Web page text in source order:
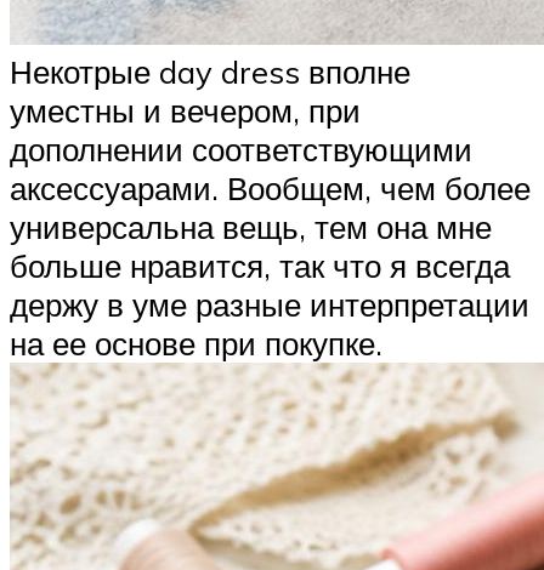
Некотрые day dress вполне
уместны и вечером, при
дополнении соответствующими
аксессуарами. Вообщем, чем более
универсальна вещь, тем она мне
больше нравится, так что я всегда
держу в уме разные интерпретации
на ее основе при покупке.